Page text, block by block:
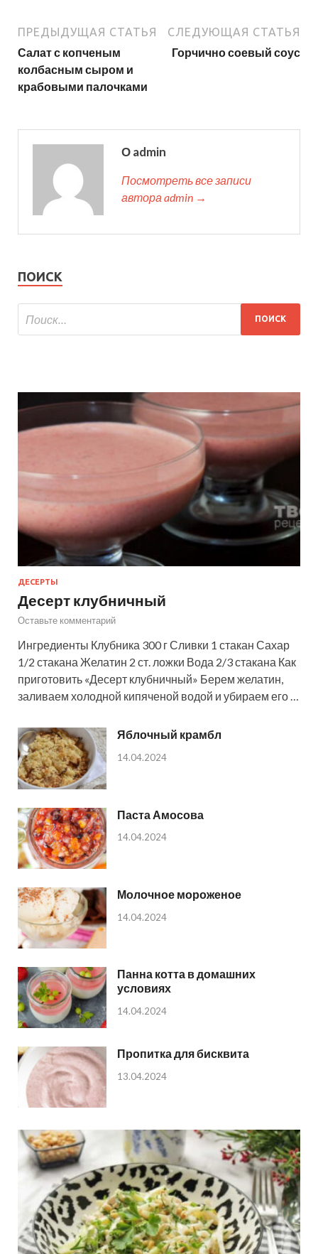
ПРЕДЫДУЩАЯ СТАТЬЯ
Салат с копченым
колбасным сыром и
крабовыми палочками
СЛЕДУЮЩАЯ СТАТЬЯ
Горчично соевый соус
О admin
Посмотреть все записи
автора admin →
ПОИСК
ДЕСЕРТЫ
Десерт клубничный
Оставьте комментарий
Ингредиенты Клубника 300 г Сливки 1 стакан Сахар
1/2 стакана Желатин 2 ст. ложки Вода 2/3 стакана Как
приготовить «Десерт клубничный» Берем желатин,
заливаем холодной кипяченой водой и убираем его …
Яблочный крамбл
14.04.2024
Паста Амосова
14.04.2024
Молочное мороженое
14.04.2024
Панна котта в домашних
условиях
14.04.2024
Пропитка для бисквита
13.04.2024